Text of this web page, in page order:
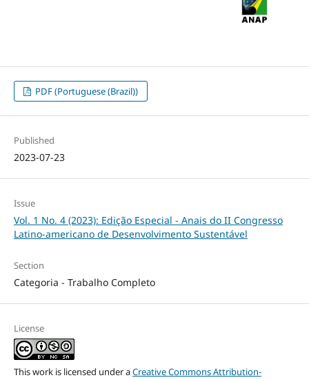
PDF (Portuguese (Brazil))
Published
2023-07-23
Issue
Vol. 1 No. 4 (2023): Edição Especial - Anais do II Congresso
Latino-americano de Desenvolvimento Sustentável
Section
Categoria - Trabalho Completo
License
This work is licensed under aCreative Commons Attribution-